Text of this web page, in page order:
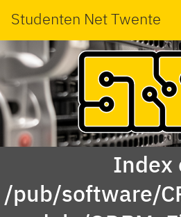
Studenten Net Twente
Index
/pub/software/